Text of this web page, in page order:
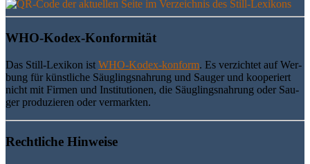
WHO-Kodex-Kon­for­mi­tät
Das Still-Lexi­kon ist WHO-Kodex-kon­form. Es ver­zich­tet auf Wer­
bung für künst­li­che Säug­lings­nah­rung und Sau­ger und koope­riert
nicht mit Fir­men und Insti­tu­tio­nen, die Säug­lings­nah­rung oder Sau­
ger pro­du­zie­ren oder vermarkten.
Recht­li­che Hinweise